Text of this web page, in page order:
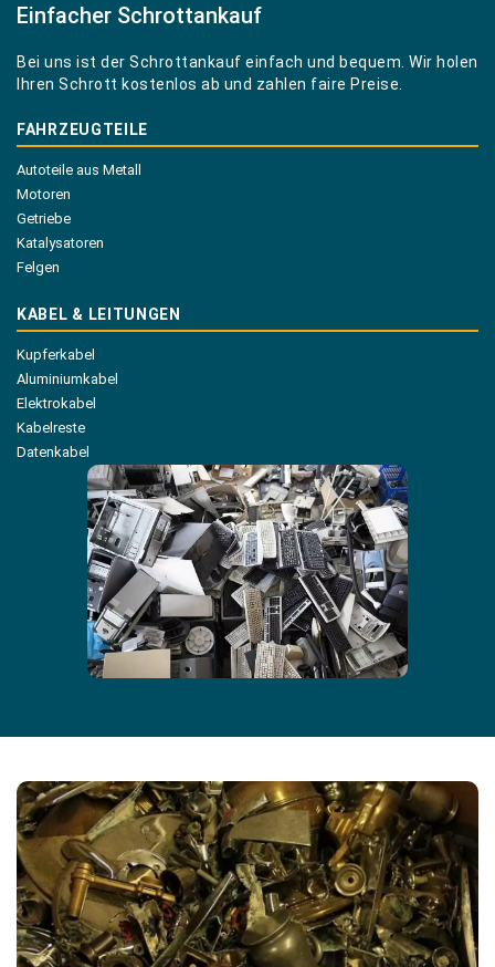
Einfacher Schrottankauf
Bei uns ist der Schrottankauf einfach und bequem. Wir holen
Ihren Schrott kostenlos ab und zahlen faire Preise.
FAHRZEUGTEILE
Autoteile aus Metall
Motoren
Getriebe
Katalysatoren
Felgen
KABEL & LEITUNGEN
Kupferkabel
Aluminiumkabel
Elektrokabel
Kabelreste
Datenkabel